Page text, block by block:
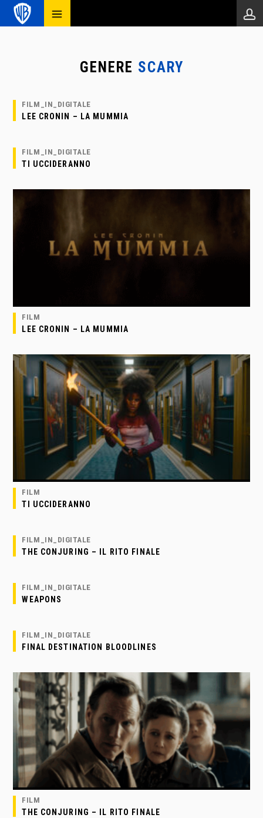
GENERE SCARY
FILM_IN_DIGITALE
LEE CRONIN – LA MUMMIA
FILM_IN_DIGITALE
TI UCCIDERANNO
FILM
LEE CRONIN – LA MUMMIA
FILM
TI UCCIDERANNO
FILM_IN_DIGITALE
THE CONJURING – IL RITO FINALE
FILM_IN_DIGITALE
WEAPONS
FILM_IN_DIGITALE
FINAL DESTINATION BLOODLINES
FILM
THE CONJURING – IL RITO FINALE